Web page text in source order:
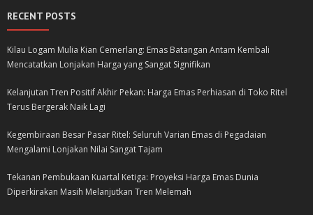
RECENT POSTS
Kilau Logam Mulia Kian Cemerlang: Emas Batangan Antam Kembali
Mencatatkan Lonjakan Harga yang Sangat Signifikan
Kelanjutan Tren Positif Akhir Pekan: Harga Emas Perhiasan di Toko Ritel
Terus Bergerak Naik Lagi
Kegembiraan Besar Pasar Ritel: Seluruh Varian Emas di Pegadaian
Mengalami Lonjakan Nilai Sangat Tajam
Tekanan Pembukaan Kuartal Ketiga: Proyeksi Harga Emas Dunia
Diperkirakan Masih Melanjutkan Tren Melemah